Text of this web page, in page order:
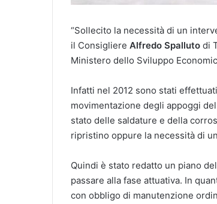
“Sollecito la necessità di un
il Consigliere Alfredo Spalluto di
Ministero dello Sviluppo
Infatti nel 2012 sono stati
movimentazione degli appoggi
stato delle saldature e della
ripristino oppure la necessità di
Quindi è stato redatto un piano
passare alla fase attuativa. In
con obbligo di manutenzione